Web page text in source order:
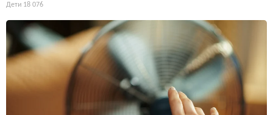
Дети 18 076